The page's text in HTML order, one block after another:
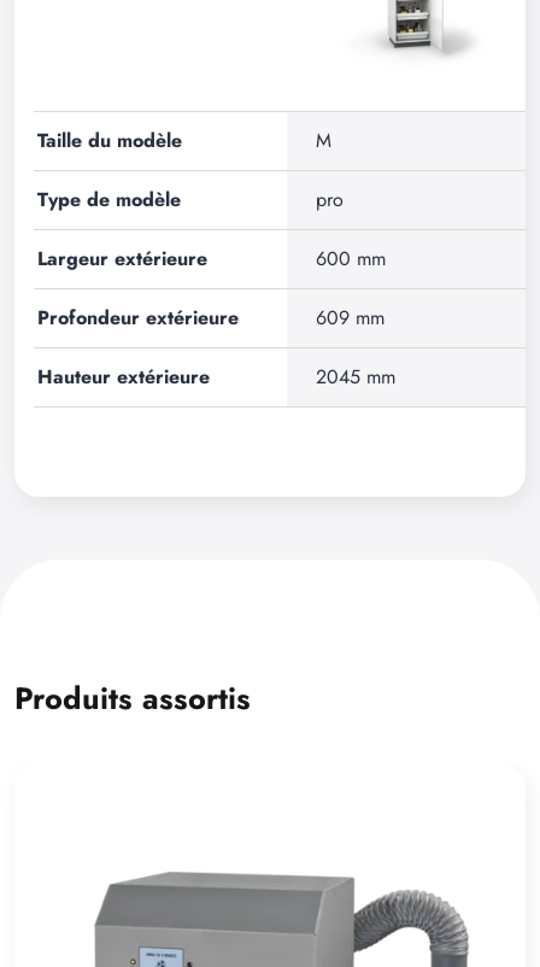
Taille du modèle M
Type de modèle pro
Largeur extérieure 600 mm
Profondeur extérieure 609 mm
Hauteur extérieure 2045 mm
Produits assortis